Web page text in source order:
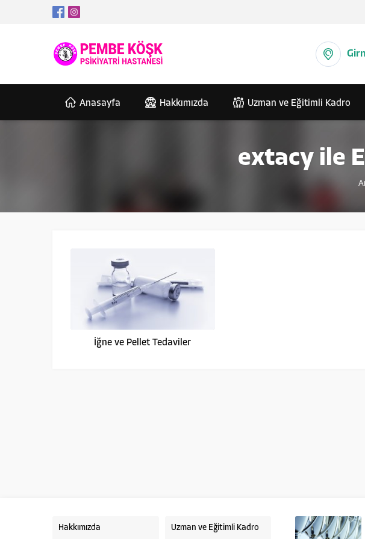
Anasayfa Hakkımızda Uzman ve Eğitimli Kadro
extacy ile
İğne ve Pellet Tedaviler
Hakkımızda Uzman ve Eğitimli Kadro